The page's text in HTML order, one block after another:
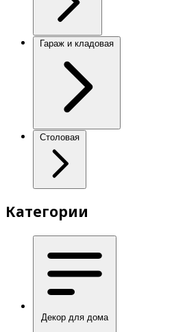
Гараж и кладовая
Столовая
Категории
Декор для дома